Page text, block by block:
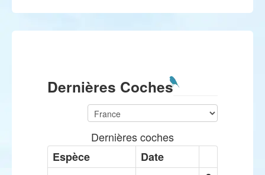
Dernières Coches
Dernières coches
Espèce
Date